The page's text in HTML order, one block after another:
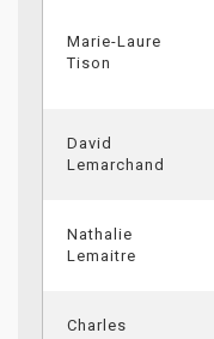
Marie-Laure
Tison
David
Lemarchand
Nathalie
Lemaitre
Charles